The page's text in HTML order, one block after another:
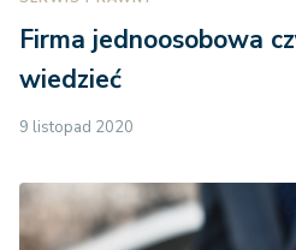
Firma jednoosobowa
wiedzieć
9 listopad 2020